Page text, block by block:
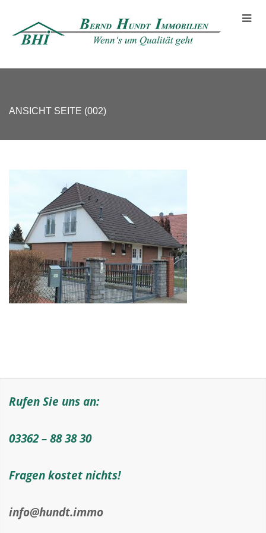
ANSICHT SEITE (002)
Rufen Sie uns an:
03362 – 88 38 30
Fragen kostet nichts!
info@hundt.immo